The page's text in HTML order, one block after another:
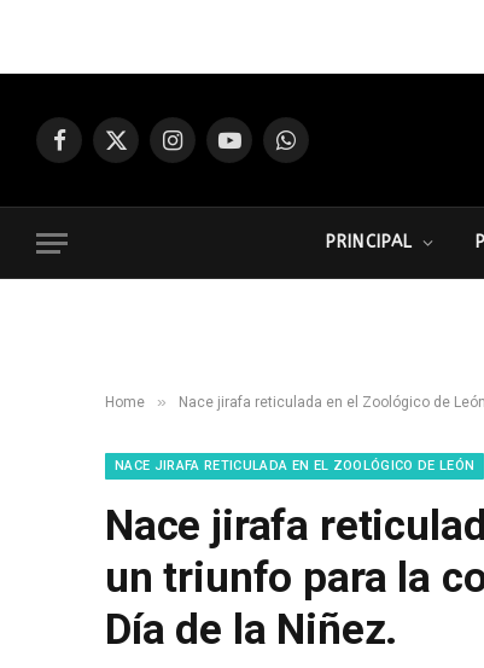
Facebook
X
InstagramYouTubeWhatsApp
PRINCIPAL
Home » Nace jirafa reticulada en el Zoológico de León
NACE JIRAFA RETICULADA EN EL ZOOLÓGICO DE LEÓN
Nace jirafa
un triunfo para la
Día de la Niñez.